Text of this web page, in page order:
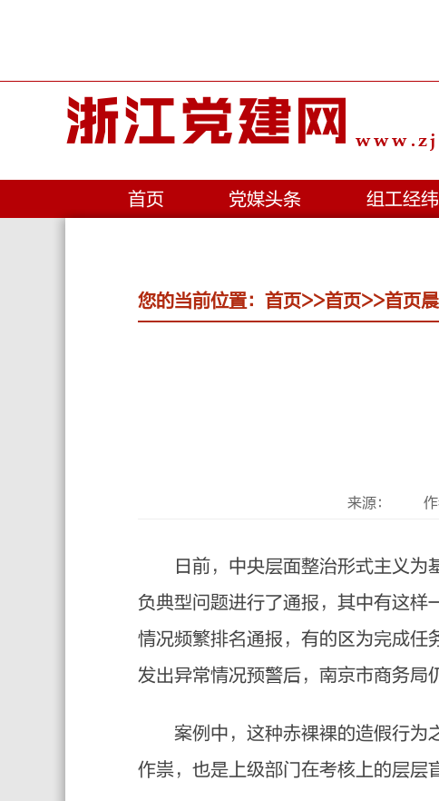
浙江党建网
首页 党媒头条 组工经纬
您的当前位置： 首页>>首页>>首页
来源：
日前，中央层面整治形式主义为
负典型问题进行了通报，其中有这
情况频繁排名通报，有的区为完成
发出异常情况预警后，南京市商务局
案例中，这种赤裸裸的造假行为
作祟，也是上级部门在考核上的层